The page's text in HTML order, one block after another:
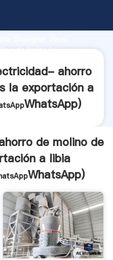
de investigación
de bolas la
ahorro
la exportación a
WhatsApp)
de molino de
a libia
WhatsApp)